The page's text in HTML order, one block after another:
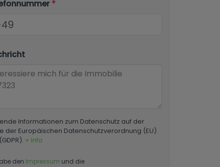
*
Informationen zum Datenschutz auf der
der Europäischen Datenschutzverordnung (EU)
+ Info
den Impressum und die